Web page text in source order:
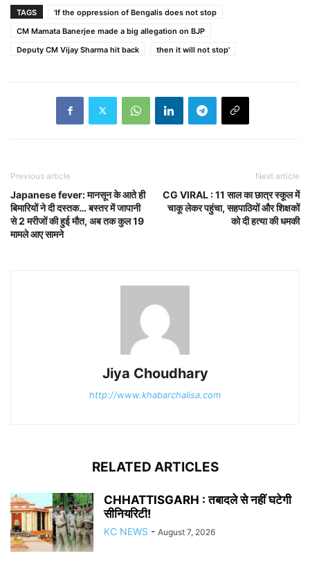
TAGS
'If the oppression of Bengalis does not stop
CM Mamata Banerjee made a big allegation on BJP
Deputy CM Vijay Sharma hit back
then it will not stop'
Previous article
Japanese fever: मानसून के आते ही
बिमारियों ने दी दस्तक… बस्तर में जापानी
से 2 मरीजों की हुई मौत, अब तक कुल 19
मामले आए सामने
Next article
CG VIRAL : 11 साल का छात्र स्कूल में
चाकू लेकर पहुंचा, सहपाठियों और शिक्षकों
को दी हत्या की धमकी
Jiya Choudhary
http://www.khabarchalisa.com
RELATED ARTICLES
CHHATTISGARH : तबादले से नहीं घटेगी
सीनियरिटी!
KC NEWS - August 7, 2026